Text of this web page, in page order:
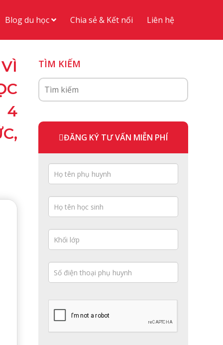
Blog du học Chia sẻ & Kết nối Liên hệ
4
TÌM KIẾM
ĐĂNG KÝ TƯ VẤN MIỄN PHÍ